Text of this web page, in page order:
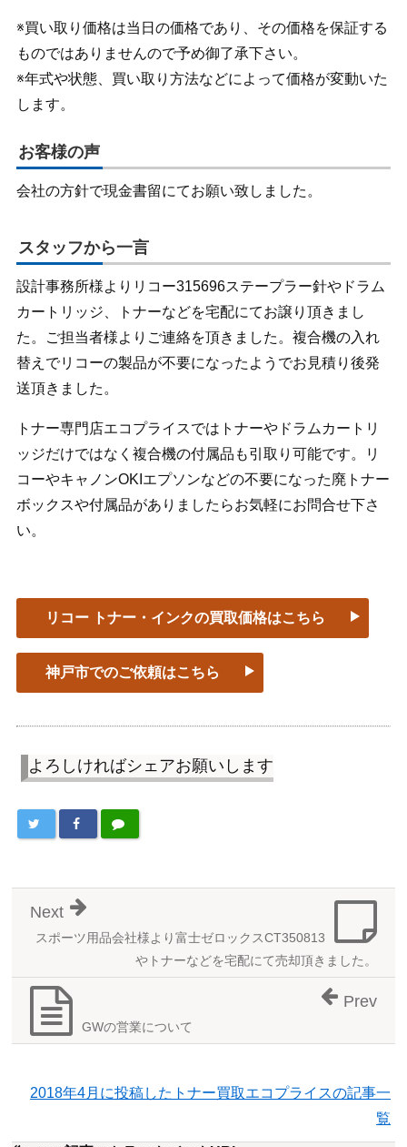
※買い取り価格は当日の価格であり、その価格を保証する
ものではありませんので予め御了承下さい。
※年式や状態、買い取り方法などによって価格が変動いた
します。
お客様の声
会社の方針で現金書留にてお願い致しました。
スタッフから一言
設計事務所様よりリコー315696ステープラー針やドラム
カートリッジ、トナーなどを宅配にてお譲り頂きまし
た。ご担当者様よりご連絡を頂きました。複合機の入れ
替えでリコーの製品が不要になったようでお見積り後発
送頂きました。
トナー専門店エコプライスではトナーやドラムカートリ
ッジだけではなく複合機の付属品も引取り可能です。リ
コーやキャノンOKIエプソンなどの不要になった廃トナー
ボックスや付属品がありましたらお気軽にお問合せ下さ
い。
リコー トナー・インクの買取価格はこちら
神戸市でのご依頼はこちら
よろしければシェアお願いします
スポーツ用品会社様より富士ゼロックスCT350813
やトナーなどを宅配にて売却頂きました。
Next
GWの営業について
Prev
2018年4月に投稿したトナー買取エコプライスの記事一
覧